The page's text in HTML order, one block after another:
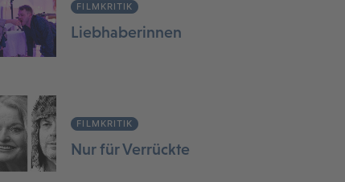
FILMKRITIK
Liebhaberinnen
FILMKRITIK
Nur für Verrückte